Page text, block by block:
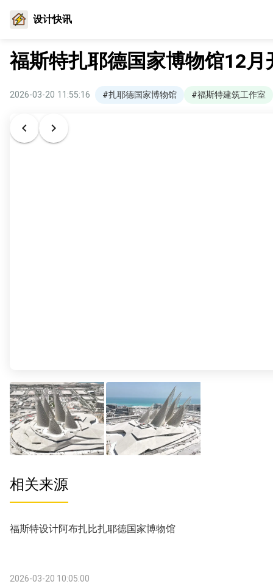
设计快讯
福斯特扎耶德国家博物馆12
2026-03-20 11:55:16 #扎耶德国家博物馆 #福斯特建筑工作室
相关来源
福斯特设计阿布扎比扎耶德国家博物馆
2026-03-20 10:05:00